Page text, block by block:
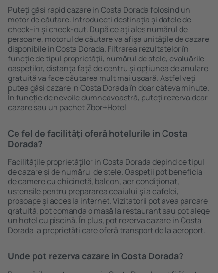
Puteți găsi rapid cazare in Costa Dorada folosind un
motor de căutare. Introduceți destinația și datele de
check-in și check-out. După ce ați ales numărul de
persoane, motorul de căutare va afișa unităţile de cazare
disponibile in Costa Dorada. Filtrarea rezultatelor în
funcție de tipul proprietăţii, numărul de stele, evaluările
oaspeților, distanța față de centru și opțiunea de anulare
gratuită va face căutarea mult mai ușoară. Astfel veți
putea găsi cazare in Costa Dorada în doar câteva minute.
În funcție de nevoile dumneavoastră, puteți rezerva doar
cazare sau un pachet Zbor+Hotel.
Ce fel de facilităţi oferă hotelurile in Costa
Dorada?
Facilitățile proprietăţilor in Costa Dorada depind de tipul
de cazare și de numărul de stele. Oaspeții pot beneficia
de camere cu chicinetă, balcon, aer condiționat,
ustensile pentru prepararea ceaiului şi a cafelei,
prosoape și acces la internet. Vizitatorii pot avea parcare
gratuită, pot comanda o masă la restaurant sau pot alege
un hotel cu piscină. În plus, pot rezerva cazare in Costa
Dorada la proprietăți care oferă transport de la aeroport.
Unde pot rezerva cazare in Costa Dorada?